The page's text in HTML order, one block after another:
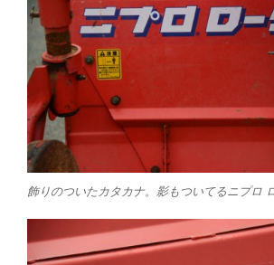
飾りのついたカタカナ。影もついてるニプロ